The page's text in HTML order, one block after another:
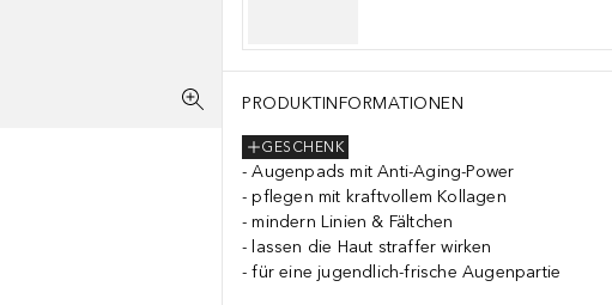
PRODUKTINFORMATIONEN
GESCHENK
Augenpads mit Anti-Aging-Power
pflegen mit kraftvollem Kollagen
mindern Linien & Fältchen
lassen die Haut straffer wirken
für eine jugendlich-frische Augenpartie